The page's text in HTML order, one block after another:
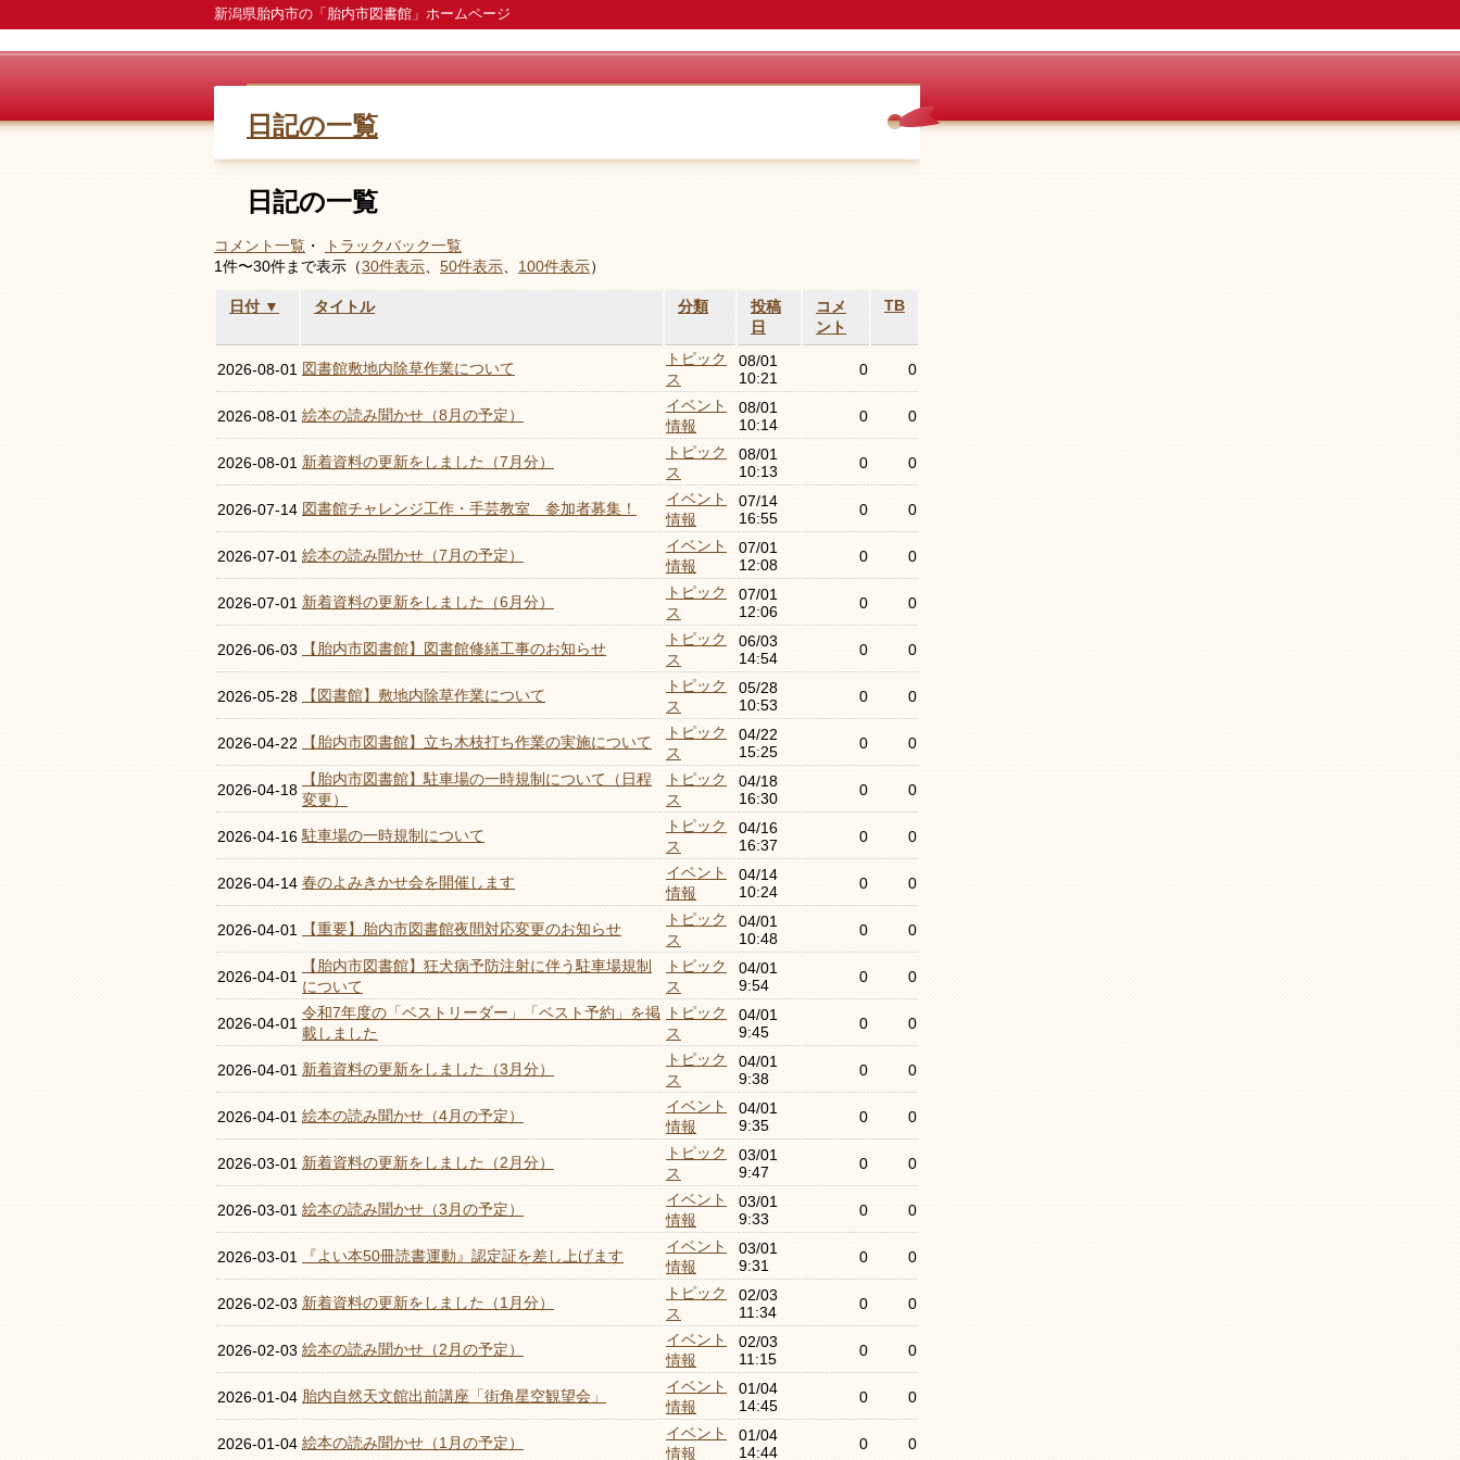
新潟県胎内市の「胎内市図書館」ホームページ
日記の一覧
日記の一覧
コメント一覧 ・
トラックバック一覧
1件〜30件まで表示（30件表示 50件表示 100件表示）
日付 ▼ タイトル 分類
投稿
日
コメ
ント
TB
2026-08-01 図書館敷地内除草作業について
トピック
ス
08/01
10:21
0 0
2026-08-01 絵本の読み聞かせ（8月の予定）
イベント
情報
08/01
10:14
0 0
2026-08-01 新着資料の更新をしました（7月分）
トピック
ス
08/01
10:13
0 0
2026-07-14 図書館チャレンジ工作・手芸教室 参加者募集！
イベント
情報
07/14
16:55
0 0
2026-07-01 絵本の読み聞かせ（7月の予定）
イベント
情報
07/01
12:08
0 0
2026-07-01 新着資料の更新をしました（6月分）
トピック
ス
07/01
12:06
0 0
2026-06-03 【胎内市図書館】図書館修繕工事のお知らせ
トピック
ス
06/03
14:54
0 0
2026-05-28 【図書館】敷地内除草作業について
トピック
ス
05/28
10:53
0 0
2026-04-22 【胎内市図書館】立ち木枝打ち作業の実施について
トピック
ス
04/22
15:25
0 0
2026-04-18
【胎内市図書館】駐車場の一時規制について（日程
変更）
トピック
ス
04/18
16:30
0 0
2026-04-16 駐車場の一時規制について
トピック
ス
04/16
16:37
0 0
2026-04-14 春のよみきかせ会を開催します
イベント
情報
04/14
10:24
0 0
2026-04-01 【重要】胎内市図書館夜間対応変更のお知らせ
トピック
ス
04/01
10:48
0 0
2026-04-01
【胎内市図書館】狂犬病予防注射に伴う駐車場規制
について
トピック
ス
04/01
9:54
0 0
2026-04-01
令和7年度の「ベストリーダー」「ベスト予約」を掲
載しました
トピック
ス
04/01
9:45
0 0
2026-04-01 新着資料の更新をしました（3月分）
トピック
ス
04/01
9:38
0 0
2026-04-01 絵本の読み聞かせ（4月の予定）
イベント
情報
04/01
9:35
0 0
2026-03-01 新着資料の更新をしました（2月分）
トピック
ス
03/01
9:47
0 0
2026-03-01 絵本の読み聞かせ（3月の予定）
イベント
情報
03/01
9:33
0 0
2026-03-01 『よい本50冊読書運動』認定証を差し上げます
イベント
情報
03/01
9:31
0 0
2026-02-03 新着資料の更新をしました（1月分）
トピック
ス
02/03
11:34
0 0
2026-02-03 絵本の読み聞かせ（2月の予定）
イベント
情報
02/03
11:15
0 0
2026-01-04 胎内自然天文館出前講座「街角星空観望会」
イベント
情報
01/04
14:45
0 0
2026-01-04 絵本の読み聞かせ（1月の予定）
イベント
情報
01/04
14:44
0 0